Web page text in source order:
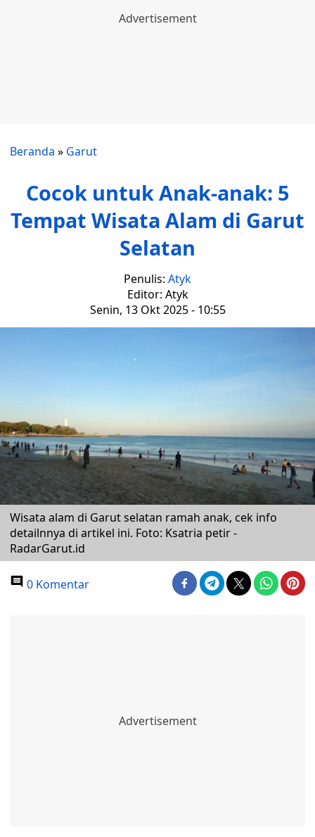
Beranda » Garut
Cocok untuk Anak-anak: 5
Tempat Wisata Alam di Garut
Selatan
Penulis: Atyk
Editor: Atyk
Senin, 13 Okt 2025 - 10:55
Wisata alam di Garut selatan ramah anak, cek info
detailnnya di artikel ini. Foto: Ksatria petir -
RadarGarut.id
0 Komentar